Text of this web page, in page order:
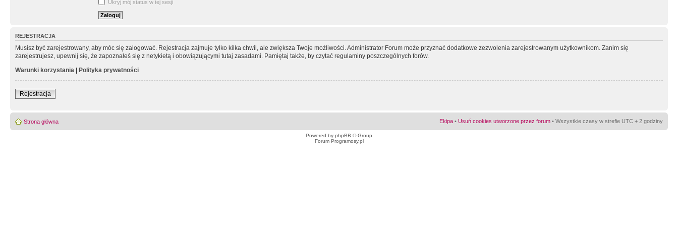
Ukryj mój status w tej sesji
REJESTRACJA
Musisz być zarejestrowany, aby móc się zalogować. Rejestracja zajmuje tylko kilka chwil, ale zwiększa Twoje możliwości. Administrator Forum może przyznać dodatkowe zezwolenia zarejestrowanym użytkownikom. Zanim się
zarejestrujesz, upewnij się, że zapoznałeś się z netykietą i obowiązującymi tutaj zasadami. Pamiętaj także, by czytać regulaminy poszczególnych forów.
Warunki korzystania | Polityka prywatności
Rejestracja
Strona główna Ekipa • Usuń cookies utworzone przez forum • Wszystkie czasy w strefie UTC + 2 godziny
Powered by phpBB © Group
Forum Programosy.pl